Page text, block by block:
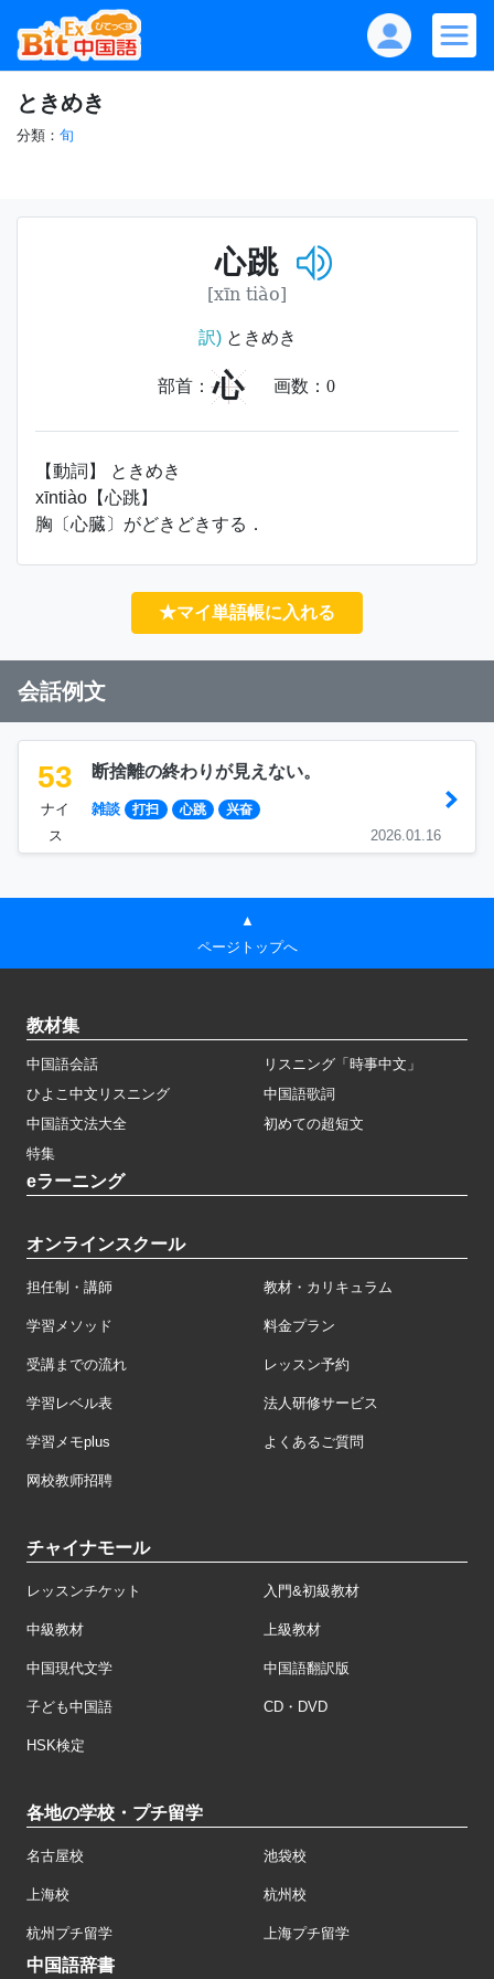
ときめき
分類： 旬
心跳
[xīn tiào]
訳)ときめき
部首： 心 画数： 0
【動詞】 ときめき
xīntiào【心跳】
胸〔心臓〕がどきどきする．
★マイ単語帳に入れる
会話例文
53
ナイ
ス
断捨離の終わりが見えない。
雑談 打扫 心跳 兴奋
2026.01.16
▲
ページトップへ
教材集
中国語会話
リスニング「時事中文」
ひよこ中文リスニング
中国語歌詞
中国語文法大全
初めての超短文
特集
eラーニング
オンラインスクール
担任制・講師 教材・カリキュラム
学習メソッド 料金プラン
受講までの流れ レッスン予約
学習レベル表 法人研修サービス
学習メモplus よくあるご質問
网校教师招聘
チャイナモール
レッスンチケット 入門&初級教材
中級教材 上級教材
中国現代文学 中国語翻訳版
子ども中国語 CD・DVD
HSK検定
各地の学校・プチ留学
名古屋校 池袋校
上海校 杭州校
杭州プチ留学 上海プチ留学
中国語辞書